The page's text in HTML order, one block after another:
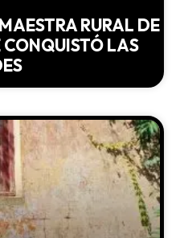
RURAL DE
LAS